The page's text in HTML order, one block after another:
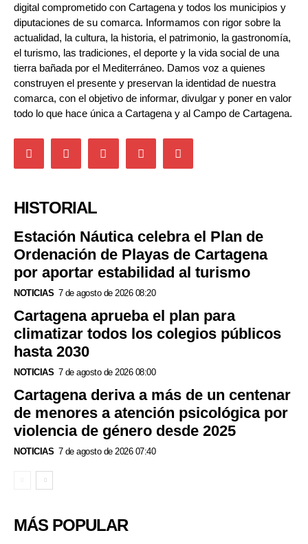
digital comprometido con Cartagena y todos los municipios y
diputaciones de su comarca. Informamos con rigor sobre la
actualidad, la cultura, la historia, el patrimonio, la gastronomía,
el turismo, las tradiciones, el deporte y la vida social de una
tierra bañada por el Mediterráneo. Damos voz a quienes
construyen el presente y preservan la identidad de nuestra
comarca, con el objetivo de informar, divulgar y poner en valor
todo lo que hace única a Cartagena y al Campo de Cartagena.
HISTORIAL
Estación Náutica celebra el Plan de
Ordenación de Playas de Cartagena
por aportar estabilidad al turismo
NOTICIAS 7 de agosto de 2026 08:20
Cartagena aprueba el plan para
climatizar todos los colegios públicos
hasta 2030
NOTICIAS 7 de agosto de 2026 08:00
Cartagena deriva a más de un centenar
de menores a atención psicológica por
violencia de género desde 2025
NOTICIAS 7 de agosto de 2026 07:40
MÁS POPULAR